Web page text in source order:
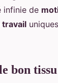
infinie de
bon